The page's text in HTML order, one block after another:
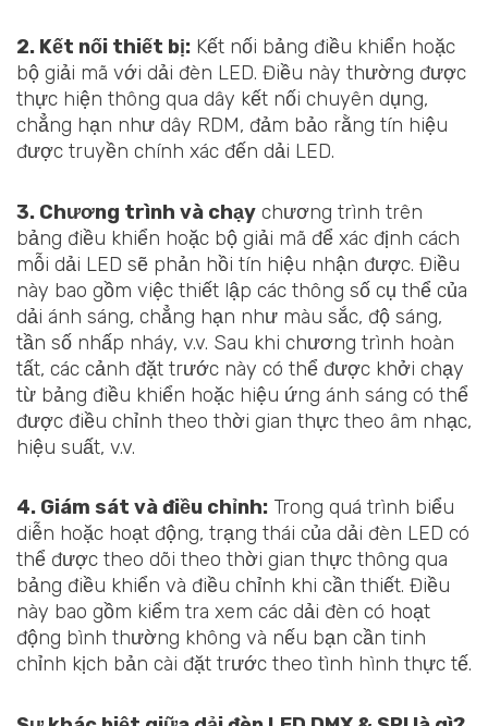
2. Kết nối thiết bị: Kết nối bảng điều khiển hoặc
bộ giải mã với dải đèn LED. Điều này thường được
thực hiện thông qua dây kết nối chuyên dụng,
chẳng hạn như dây RDM, đảm bảo rằng tín hiệu
được truyền chính xác đến dải LED.
3. Chương trình và chạy chương trình trên
bảng điều khiển hoặc bộ giải mã để xác định cách
mỗi dải LED sẽ phản hồi tín hiệu nhận được. Điều
này bao gồm việc thiết lập các thông số cụ thể của
dải ánh sáng, chẳng hạn như màu sắc, độ sáng,
tần số nhấp nháy, v.v. Sau khi chương trình hoàn
tất, các cảnh đặt trước này có thể được khởi chạy
từ bảng điều khiển hoặc hiệu ứng ánh sáng có thể
được điều chỉnh theo thời gian thực theo âm nhạc,
hiệu suất, v.v.
4. Giám sát và điều chỉnh: Trong quá trình biểu
diễn hoặc hoạt động, trạng thái của dải đèn LED có
thể được theo dõi theo thời gian thực thông qua
bảng điều khiển và điều chỉnh khi cần thiết. Điều
này bao gồm kiểm tra xem các dải đèn có hoạt
động bình thường không và nếu bạn cần tinh
chỉnh kịch bản cài đặt trước theo tình hình thực tế.